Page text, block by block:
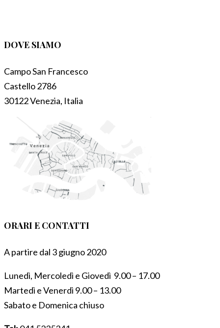
DOVE SIAMO
Campo San Francesco
Castello 2786
30122 Venezia, Italia
ORARI E CONTATTI
A partire dal 3 giugno 2020
Lunedì, Mercoledì e Giovedì 9.00 – 17.00
Martedì e Venerdì 9.00 – 13.00
Sabato e Domenica chiuso